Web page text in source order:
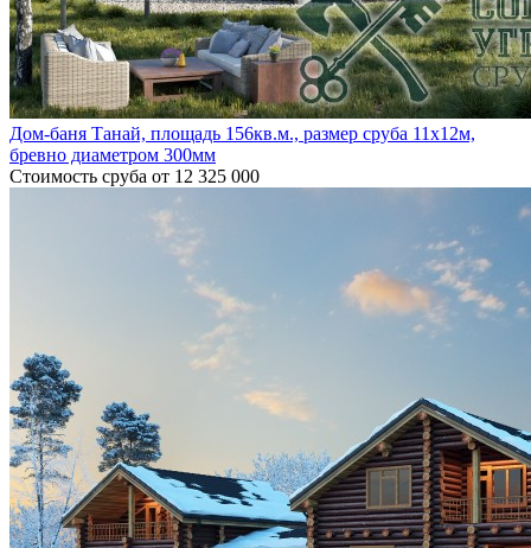
Дом-баня Танай, площадь 156кв.м., размер сруба 11х12м,
бревно диаметром 300мм
Стоимость сруба от 12 325 000